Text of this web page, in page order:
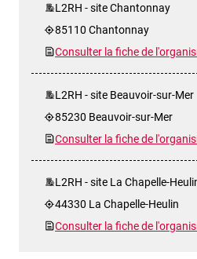
L2RH - site Chantonnay
85110 Chantonnay
Consulter la fiche de
L2RH - site Beauvoir-sur-Mer
85230 Beauvoir-sur-Mer
Consulter la fiche de
L2RH - site La Chapelle-
44330 La Chapelle-Heulin
Consulter la fiche de